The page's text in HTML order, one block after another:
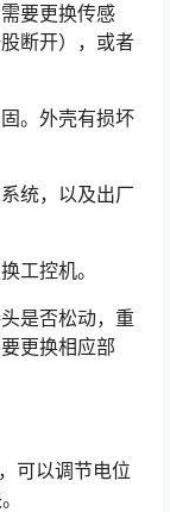
要更换传感
断开），或者
。外壳有损坏
统，以及出厂
工控机。
是否松动，重
更换相应部
可以调节电位